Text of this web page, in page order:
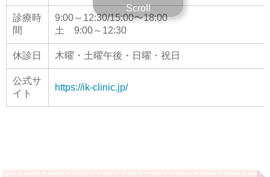
診療時
間
9:00～12:30/15:00〜18:00
土 9:00～12:30
休診日 木曜・土曜午後・日曜・祝日
公式サ
イト
https://ik-clinic.jp/
Scroll